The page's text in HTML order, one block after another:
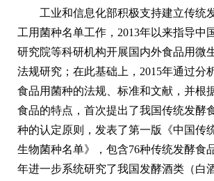
工业和信息化部积极支持建立传统
工用菌种名单工作，2013年以来指导中
研究院等科研机构开展国内外食品用微
法规研究；在此基础上，2015年通过分
食品用菌种的法规、标准和文献，并根
食品的特点，首次提出了我国传统发酵
种的认定原则，发表了第一版《中国传
生物菌种名单》，包含76种传统发酵食
年进一步系统研究了我国发酵酒类（白